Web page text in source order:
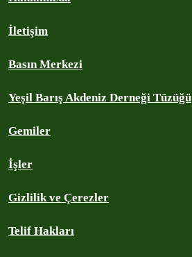
İletişim
Basın Merkezi
Yeşil Barış Akdeniz Derneği Tüzüğü
Gemiler
İşler
Gizlilik ve Çerezler
Telif Hakları